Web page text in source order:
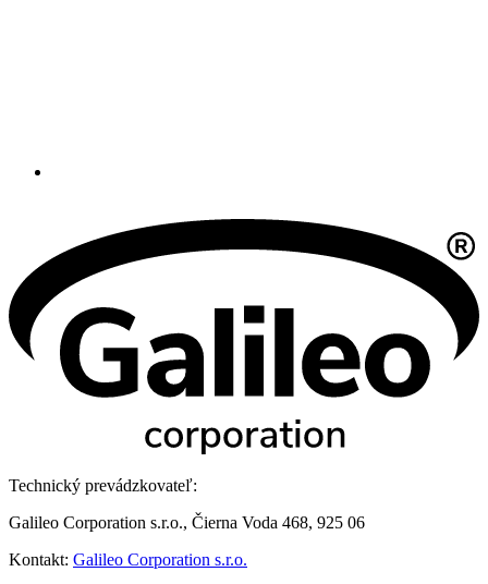
Technický prevádzkovateľ:
Galileo Corporation s.r.o., Čierna Voda 468, 925 06
Kontakt: Galileo Corporation s.r.o.